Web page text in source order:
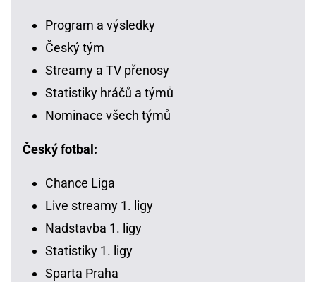
Program a výsledky
Český tým
Streamy a TV přenosy
Statistiky hráčů a týmů
Nominace všech týmů
Český fotbal:
Chance Liga
Live streamy 1. ligy
Nadstavba 1. ligy
Statistiky 1. ligy
Sparta Praha